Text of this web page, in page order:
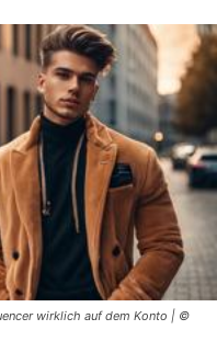
wirklich auf dem Konto | ©